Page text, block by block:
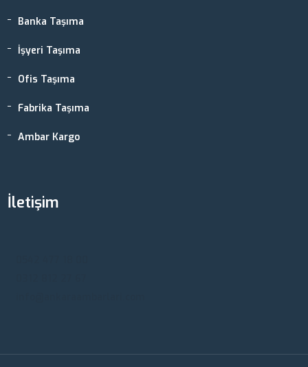
Banka Taşıma
İşyeri Taşıma
Ofis Taşıma
Fabrika Taşıma
Ambar Kargo
İletişim